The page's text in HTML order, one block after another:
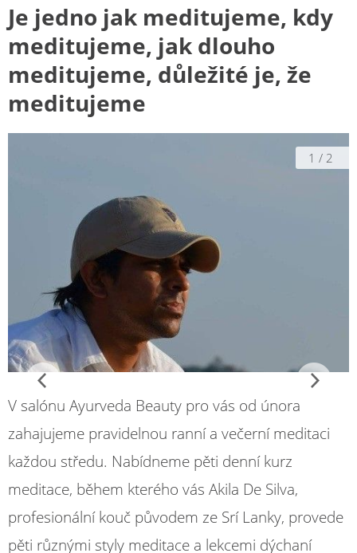
Je jedno jak meditujeme, kdy
meditujeme, jak dlouho
meditujeme, důležité je, že
meditujeme
1 / 2
V salónu Ayurveda Beauty pro vás od února
zahajujeme pravidelnou ranní a večerní meditaci
každou středu. Nabídneme pěti denní kurz
meditace, během kterého vás Akila De Silva,
profesionální kouč původem ze Srí Lanky, provede
pěti různými styly meditace a lekcemi dýchaní